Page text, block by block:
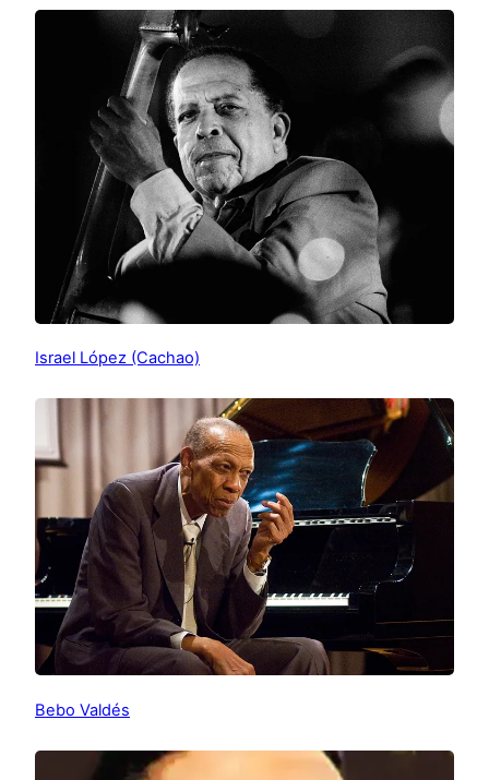
Israel López (Cachao)
Bebo Valdés